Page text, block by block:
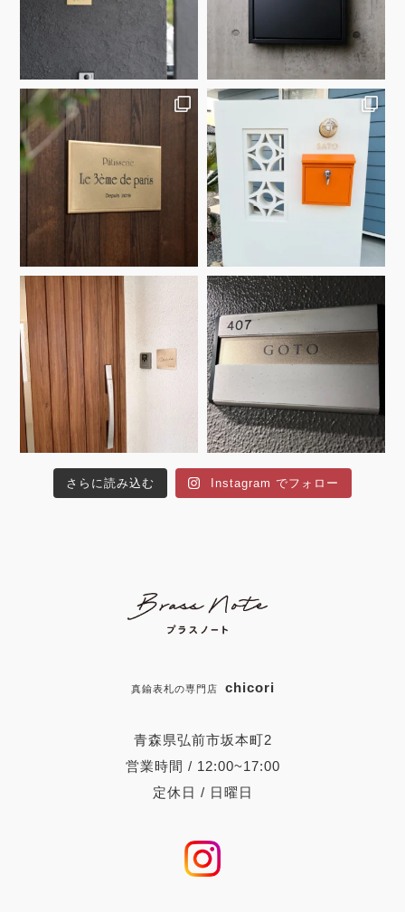
真鍮表札の専門店 chicori
青森県弘前市坂本町2
営業時間 / 12:00~17:00
定休日 / 日曜日
さらに読み込む Instagram でフォロー